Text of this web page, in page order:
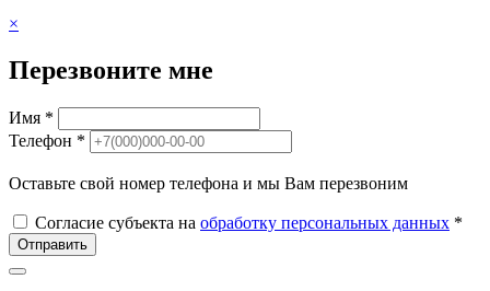
×
Перезвоните мне
Имя *
Телефон *
Оставьте свой номер телефона и мы Вам перезвоним
Согласие субъекта на обработку персональных данных *
Отправить